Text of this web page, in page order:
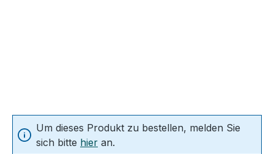
Um dieses Produkt zu bestellen, melden Sie
sich bitte hier an.